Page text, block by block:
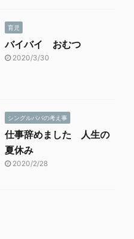
育児
バイバイ おむつ
2020/3/30
シングルパパの考え事
仕事辞めました 人生の
夏休み
2020/2/28